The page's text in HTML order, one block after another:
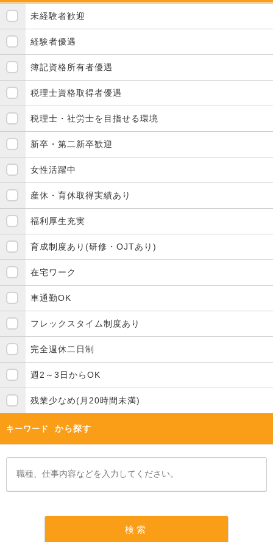
未経験者歓迎
経験者優遇
簿記資格所有者優遇
税理士資格取得者優遇
税理士・社労士を目指せる環境
新卒・第二新卒歓迎
女性活躍中
産休・育休取得実績あり
福利厚生充実
育成制度あり(研修・OJTあり)
在宅ワーク
車通勤OK
フレックスタイム制度あり
完全週休二日制
週2～3日からOK
残業少なめ(月20時間未満)
キーワード から探す